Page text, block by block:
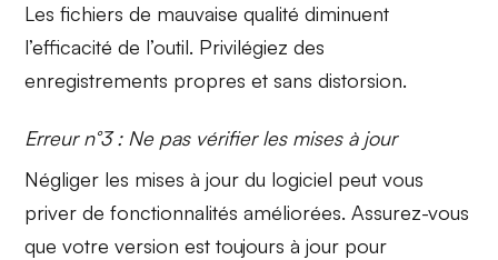
Les fichiers de mauvaise qualité diminuent
l’efficacité de l’outil. Privilégiez des
enregistrements propres et sans distorsion.
Erreur n°3 : Ne pas vérifier les mises à jour
Négliger les mises à jour du logiciel peut vous
priver de fonctionnalités améliorées. Assurez-vous
que votre version est toujoursà jour pour